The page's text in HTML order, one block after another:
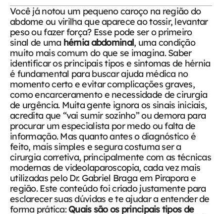
Você já notou um pequeno caroço na região do
abdome ou virilha que aparece ao tossir, levantar
peso ou fazer força? Esse pode ser o primeiro
sinal de uma hérnia abdominal, uma condição
muito mais comum do que se imagina. Saber
identificar os principais tipos e sintomas de hérnia
é fundamental para buscar ajuda médica no
momento certo e evitar complicações graves,
como encarceramento e necessidade de cirurgia
de urgência. Muita gente ignora os sinais iniciais,
acredita que “vai sumir sozinho” ou demora para
procurar um especialista por medo ou falta de
informação. Mas quanto antes o diagnóstico é
feito, mais simples e segura costuma ser a
cirurgia corretiva, principalmente com as técnicas
modernas de videolaparoscopia, cada vez mais
utilizadas pelo Dr. Gabriel Braga em Pirapora e
região. Este conteúdo foi criado justamente para
esclarecer suas dúvidas e te ajudar a entender de
forma prática:Quais são os principais tipos de